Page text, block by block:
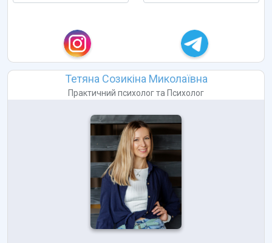
Тетяна Созикіна Миколаївна
Практичний психологта Психолог